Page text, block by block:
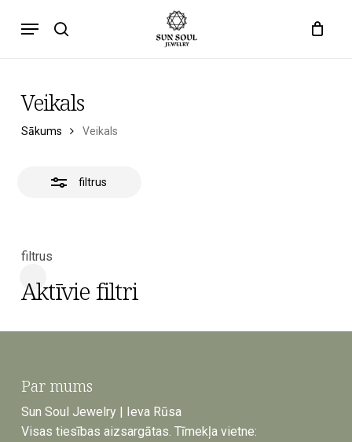
meklēšana
Izvēlne
Veikals
Sākums Veikals
filtrus
filtrus
Aizvērt
Aktīvie filtri
Par mums
Sun Soul Jewelry | Ieva Rūsa
Visas tiesības aizsargātas. Tīmekļa vietne: